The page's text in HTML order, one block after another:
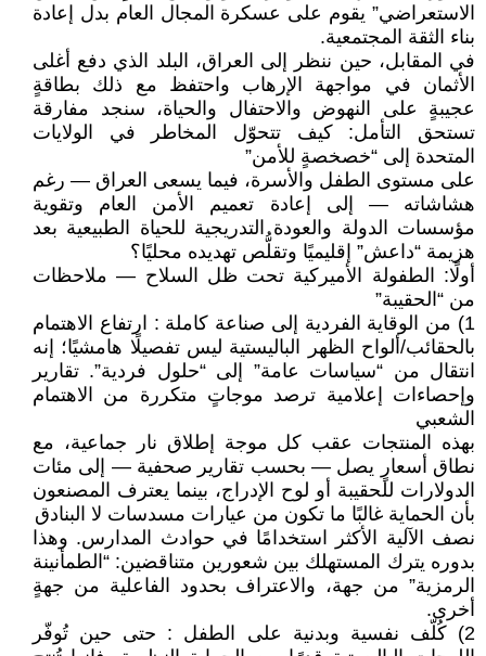
الاستعراضي” يقوم على عسكرة المجال العام بدل إعادة
بناء الثقة المجتمعية.
في المقابل، حين ننظر إلى العراق، البلد الذي دفع أغلى
الأثمان في مواجهة الإرهاب واحتفظ مع ذلك بطاقةٍ
عجيبةٍ على النهوض والاحتفال والحياة، سنجد مفارقة
تستحق التأمل: كيف تتحوّل المخاطر في الولايات
المتحدة إلى “خصخصةٍ للأمن”
على مستوى الطفل والأسرة، فيما يسعى العراق — رغم
هشاشاته — إلى إعادة تعميم الأمن العام وتقوية
مؤسسات الدولة والعودة التدريجية للحياة الطبيعية بعد
هزيمة “داعش” إقليميًا وتقلُّص تهديده محليًا؟
أولًا: الطفولة الأميركية تحت ظل السلاح — ملاحظات
من “الحقيبة”
1) من الوقاية الفردية إلى صناعة كاملة : ارتفاع الاهتمام
بالحقائب/ألواح الظهر الباليستية ليس تفصيلًا هامشيًا؛ إنه
انتقال من “سياسات عامة” إلى “حلول فردية”. تقارير
وإحصاءات إعلامية ترصد موجاتٍ متكررة من الاهتمام
الشعبي
بهذه المنتجات عقب كل موجة إطلاق نار جماعية، مع
نطاق أسعارٍ يصل — بحسب تقارير صحفية — إلى مئات
الدولارات للحقيبة أو لوح الإدراج، بينما يعترف المصنعون
بأن الحماية غالبًا ما تكون من عيارات مسدسات لا البنادق
نصف الآلية الأكثر استخدامًا في حوادث المدارس. وهذا
بدوره يترك المستهلك بين شعورين متناقضين: “الطمأنينة
الرمزية” من جهة، والاعتراف بحدود الفاعلية من جهةٍ
أخرى.
2) كُلّف نفسية وبدنية على الطفل : حتى حين تُوفّر